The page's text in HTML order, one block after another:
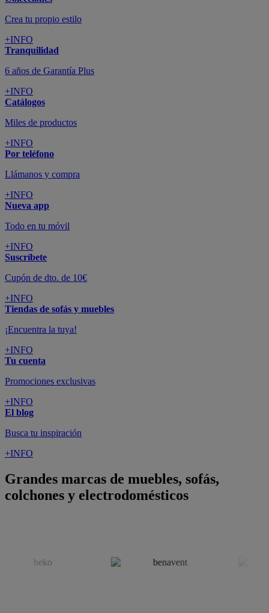
Llámanos y compra
+INFO
Nueva app
Todo en tu móvil
+INFO
Suscríbete
Cupón de dto. de 10€
+INFO
Tiendas de sofás y muebles
¡Encuentra la tuya!
+INFO
Tu cuenta
Promociones exclusivas
+INFO
El blog
Busca tu inspiración
+INFO
Grandes marcas de muebles, sofás,
colchones y electrodomésticos
SUSCRÍBETE A LA NEWSLETTER
y consigue10€dto para la próxima compra
SUSCRIBIRME
GUÍA DE COMPRA